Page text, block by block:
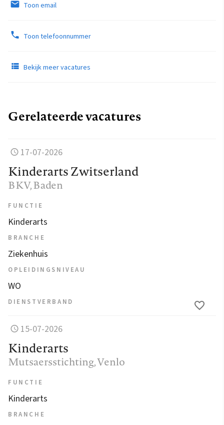
Toon email
Toon telefoonnummer
Bekijk meer vacatures
Gerelateerde vacatures
17-07-2026
Kinderarts Zwitserland
BKV, Baden
FUNCTIE
Kinderarts
BRANCHE
Ziekenhuis
OPLEIDINGSNIVEAU
WO
DIENSTVERBAND
15-07-2026
Kinderarts
Mutsaersstichting, Venlo
FUNCTIE
Kinderarts
BRANCHE